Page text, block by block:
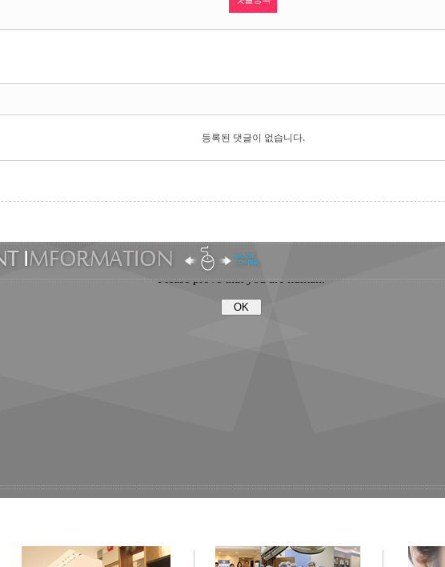
등록된 댓글이 없습니다.